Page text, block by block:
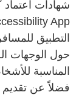
التطبيق
حول الوجهات
المناسبة
فضلاً عن